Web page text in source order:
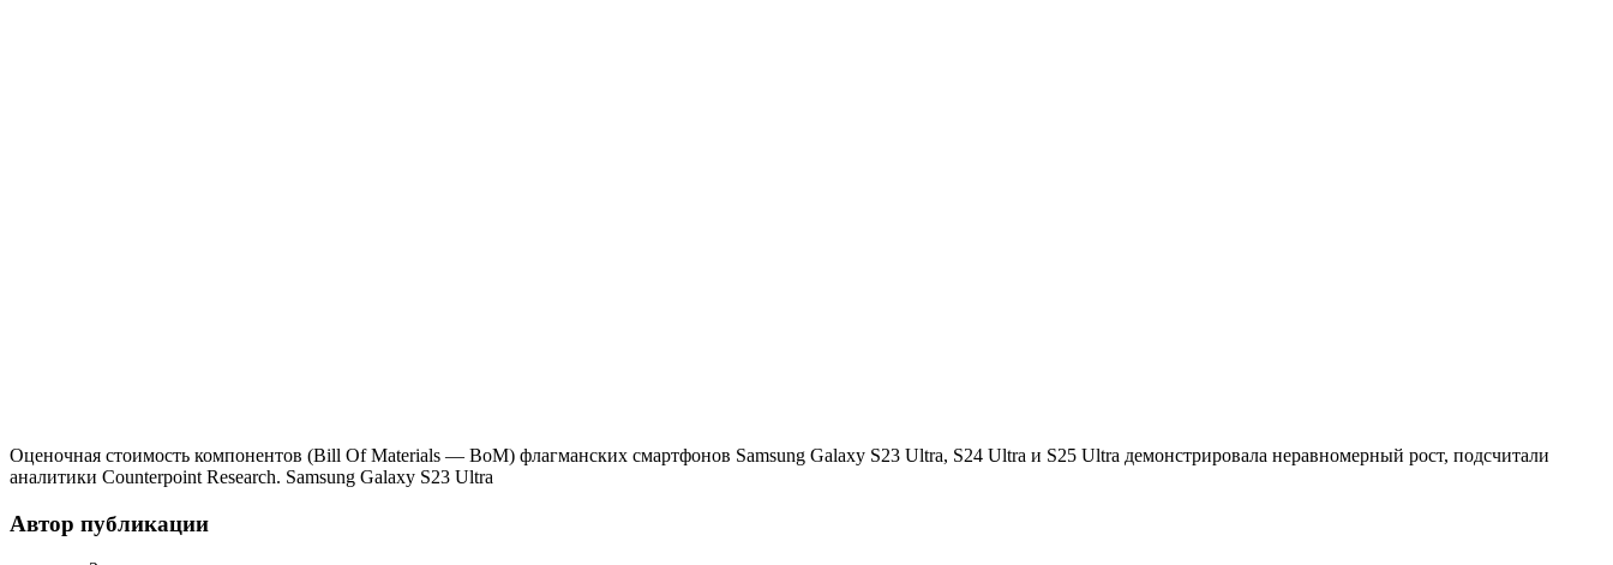
Оценочная стоимость компонентов (Bill Of Materials — BoM) флагманских смартфонов Samsung Galaxy S23 Ultra, S24 Ultra и S25 Ultra демонстрировала неравномерный рост, подсчитали
аналитики Counterpoint Research. Samsung Galaxy S23 Ultra
Автор публикации